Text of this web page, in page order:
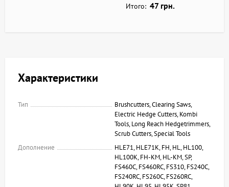
Итого: 47 грн.
Характеристики
Тип
Brushcutters, Clearing Saws,
Electric Hedge Cutters, Kombi
Tools, Long Reach Hedgetrimmers,
Scrub Cutters, Special Tools
Дополнение
HLE71, HLE71K, FH, HL, HL100,
HL100K, FH-KM, HL-KM, SP,
FS460C, FS460RC, FS310, FS240C,
FS240RC, FS260C, FS260RC,